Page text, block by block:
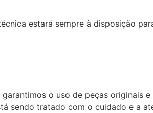
estará sempre à disposição
o uso de peças
sendo tratado com o cuidado e a